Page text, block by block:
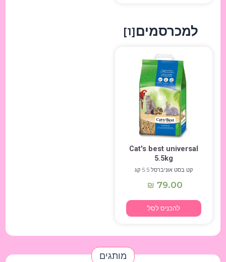
למכרסמים[1]
Cat's best universal
5.5kg
קט בסט אוניברסל 5.5 קג
₪ 79.00
להכניס לסל
מותגים